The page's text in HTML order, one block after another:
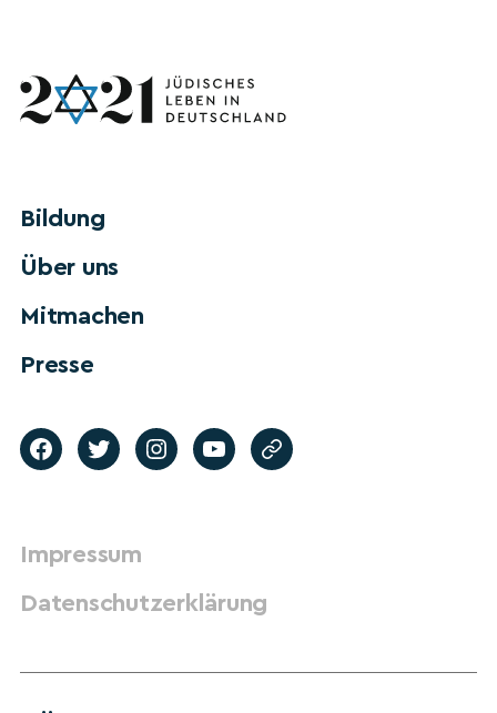
Bildung
Über uns
Mitmachen
Presse
Impressum
Datenschutzerklärung